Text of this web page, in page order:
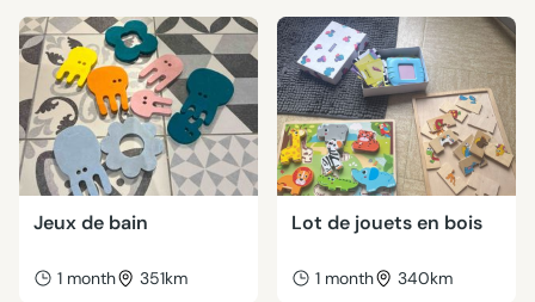
Jeux de bain
1 month 351km
Lot de jouets en bois
1 month 340km